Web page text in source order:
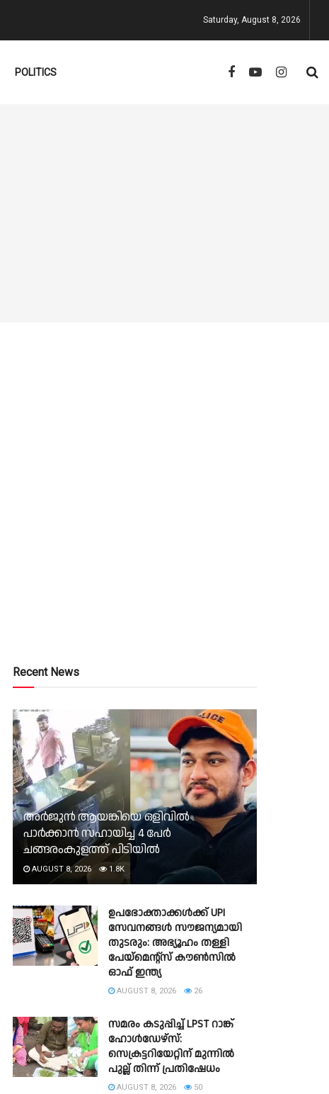
Saturday, August 8, 2026
POLITICS
Recent News
അർജുൻ ആയങ്കിയെ ഒളിവിൽ
പാർക്കാൻ സഹായിച്ച 4 പേര്‍
ചങ്ങരംകുളത്ത് പിടിയില്‍
AUGUST 8, 2026 1.8K
ഉപഭോക്താക്കൾക്ക് UPI
സേവനങ്ങൾ സൗജന്യമായി
തുടരും: അഭ്യൂഹം തള്ളി
പേയ്‌മെന്റ്സ് കൗൺസിൽ
ഓഫ് ഇന്ത്യ
AUGUST 8, 2026 26
സമരം കടുപ്പിച്ച് LPST റാങ്ക്
ഹോൾഡേഴ്സ്:
സെക്രട്ടറിയേറ്റിന് മുന്നിൽ
പുല്ല് തിന്ന് പ്രതിഷേധം
AUGUST 8, 2026 50